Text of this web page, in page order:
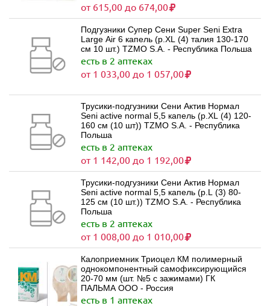
от 615,00 до 674,00
Подгузники Супер Сени Super Seni Extra
Large Air 6 капель (р.XL (4) талия 130-170
см 10 шт.) TZMO S.A. - Республика Польша
есть в 2 аптеках
от 1 033,00 до 1 057,00
Трусики-подгузники Сени Актив Нормал
Seni active normal 5,5 капель (р.XL (4) 120-
160 см (10 шт)) TZMO S.A. - Республика
Польша
есть в 2 аптеках
от 1 142,00 до 1 192,00
Трусики-подгузники Сени Актив Нормал
Seni active normal 5,5 капель (р.L (3) 80-
125 см (10 шт.)) TZMO S.A. - Республика
Польша
есть в 2 аптеках
от 1 008,00 до 1 010,00
Калоприемник Триоцел КМ полимерный
однокомпонентный самофиксирующийся
20-70 мм (шт. №5 с зажимами) ГК
ПАЛЬМА ООО - Россия
есть в 1 аптеках